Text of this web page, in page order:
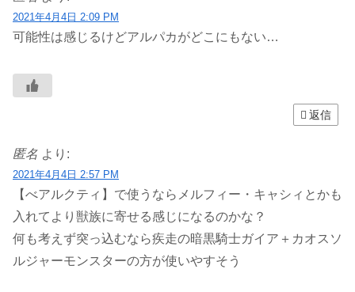
2021年4月4日 2:09 PM
可能性は感じるけどアルパカがどこにもない…
返信
匿名 より:
2021年4月4日 2:57 PM
【べアルクティ】で使うならメルフィー・キャシィとかも
入れてより獣族に寄せる感じになるのかな？
何も考えず突っ込むなら疾走の暗黒騎士ガイア＋カオスソ
ルジャーモンスターの方が使いやすそう